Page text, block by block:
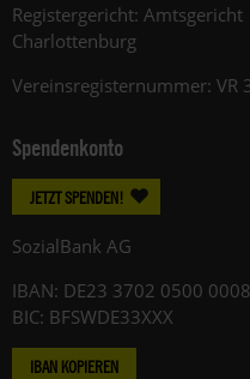
Registergericht: Amtsgericht
Charlottenburg
Vereinsregisternummer: VR
Spendenkonto
JETZT SPENDEN!
SozialBank AG
IBAN: DE23 3702 0500
BIC: BFSWDE33XXX
IBAN KOPIEREN